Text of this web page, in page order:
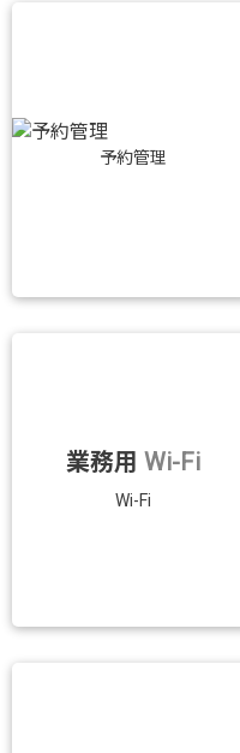
予約管理
業務用 Wi-Fi
Wi-Fi